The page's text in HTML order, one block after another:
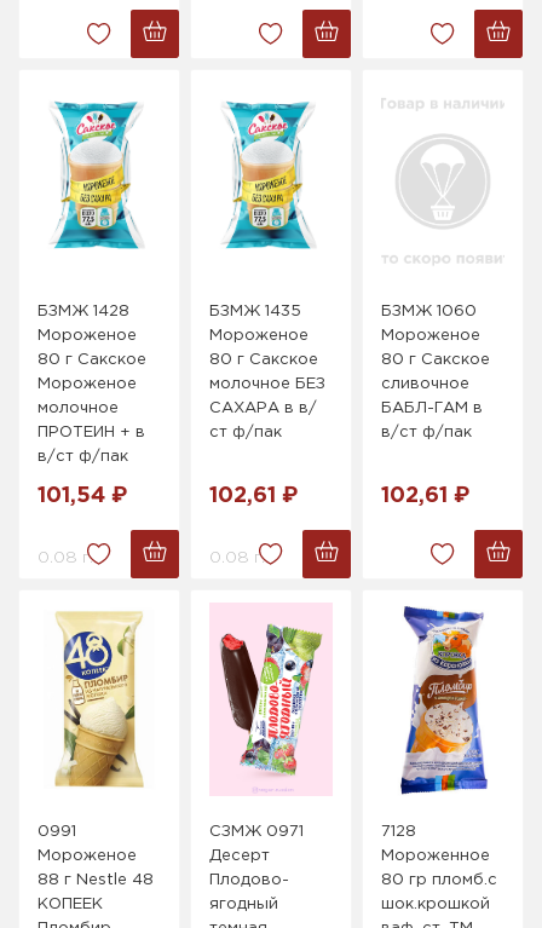
БЗМЖ 1428
Мороженое
80 г Сакское
Мороженое
молочное
ПРОТЕИН + в
в/ст ф/пак
101,54 ₽
0.08 г.
БЗМЖ 1435
Мороженое
80 г Сакское
молочное БЕЗ
САХАРА в в/
ст ф/пак
102,61 ₽
0.08 г.
БЗМЖ 1060
Мороженое
80 г Сакское
сливочное
БАБЛ-ГАМ в
в/ст ф/пак
102,61 ₽
0991
Мороженое
88 г Nestle 48
КОПEEK
СЗМЖ 0971
Десерт
Плодово-
ягодный
7128
Мороженное
80 гр пломб.с
шок.крошкой